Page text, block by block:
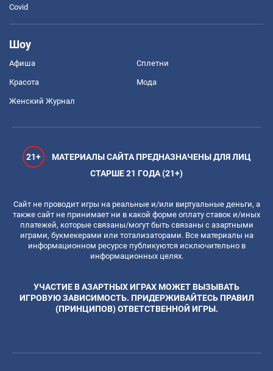
Covid
Шоу
Афиша Сплетни
Красота Мода
Женский Журнал
21+
МАТЕРИАЛЫ САЙТА ПРЕДНАЗНАЧЕНЫ ДЛЯ ЛИЦ
СТАРШЕ 21 ГОДА (21+)
Сайт не проводит игры на реальные и/или виртуальные деньги, а
также сайт не принимает ни в какой форме оплату ставок и/иных
платежей, которые связаны/могут быть связаны с азартными
играми, букмекерами или тотализаторами. Все материалы на
информационном ресурсе публикуются исключительно в
информационных целях.
УЧАСТИЕ В АЗАРТНЫХ ИГРАХ МОЖЕТ ВЫЗЫВАТЬ
ИГРОВУЮ ЗАВИСИМОСТЬ. ПРИДЕРЖИВАЙТЕСЬ ПРАВИЛ
(ПРИНЦИПОВ) ОТВЕТСТВЕННОЙ ИГРЫ.